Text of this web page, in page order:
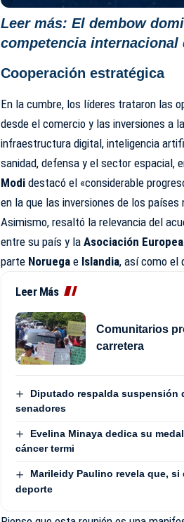
Leer más:El dembow
competencia internacional
Cooperación estratégica
En la cumbre, los líderes trataron las
desde el comercio y las inversiones a
infraestructura digital, inteligencia
sanidad, defensa y el sector espacial,
Modi destacó el «considerable
en la que las inversiones de los países
Asimismo, resaltó la relevancia del
entre su país y laAsociación
parte Noruega e Islandia, así como el
Leer Más
Comunitarios
carretera
Diputado respalda suspensión
senadores
Evelina Minaya dedica su
cáncer termi
Marileidy Paulino revela que,
deporte